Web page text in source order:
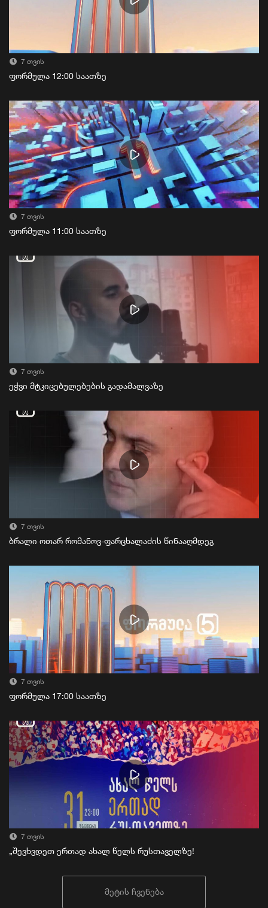
7 თვის
ფორმულა 12:00 საათზე
7 თვის
ფორმულა 11:00 საათზე
7 თვის
ეჭვი მტკიცებულებების გადამალვაზე
7 თვის
ბრალი ოთარ რომანოვ-ფარცხალაძის წინააღმდეგ
7 თვის
ფორმულა 17:00 საათზე
7 თვის
„შევხვდეთ ერთად ახალ წელს რუსთაველზე!
მეტის ჩვენება